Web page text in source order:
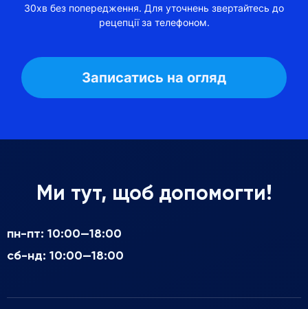
30хв без попередження. Для уточнень звертайтесь до
рецепції за телефоном.
Ми тут, щоб допомогти!
пн-пт: 10:00—18:00
сб-нд: 10:00—18:00